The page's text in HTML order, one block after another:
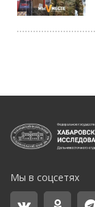
Мы в соцсетях